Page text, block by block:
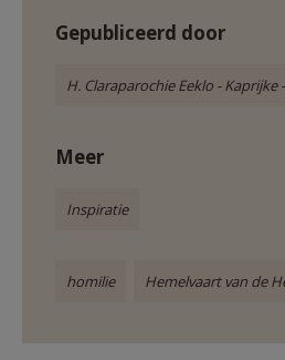
Gepubliceerd door
H. Claraparochie Eeklo - Kaprijke
Meer
Inspiratie
homilie Hemelvaart van de